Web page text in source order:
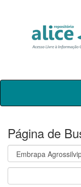
Skip
Página de